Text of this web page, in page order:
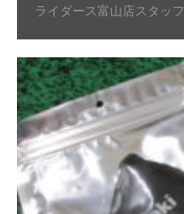
ライダース富山店スタッフ